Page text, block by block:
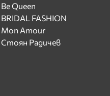
Be Queen
BRIDAL FASHION
Mon Amour
Стоян Радичев